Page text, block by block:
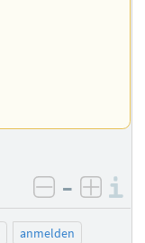
negativ
–
anmelden